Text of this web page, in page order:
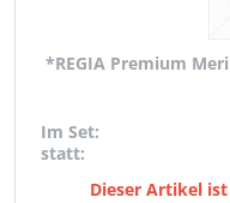
*REGIA Premium
Im Set:
statt:
Dieser Artikel